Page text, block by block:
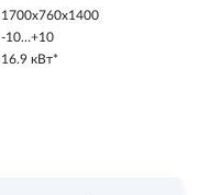
1700х760х1400
-10…+10
16.9 кВт*